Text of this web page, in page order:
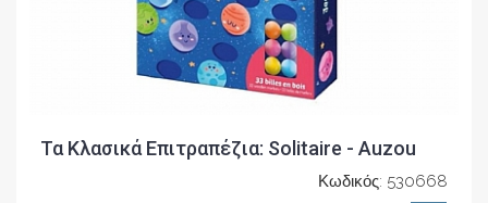
Τα Κλασικά Επιτραπέζια: Solitaire - Auzou
Κωδικός: 530668